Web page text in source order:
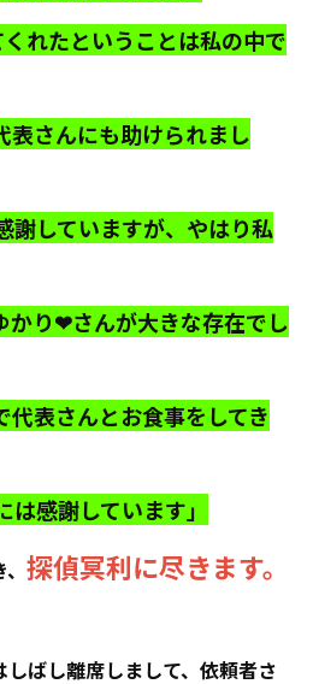
れたということは私の中で
表さんにも助けられまし
謝していますが、やはり私
り❤さんが大きな存在でし
代表さんとお食事をしてき
感謝しています」
探偵冥利に尽きます。
ばし離席しまして、依頼者さ